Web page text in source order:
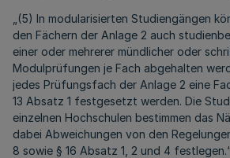
„(5) In modularisierten Studiengängen
den Fächern der Anlage 2 auch
einer oder mehrerer mündlicher oder
Modulprüfungen je Fach abgehalten
jedes Prüfungsfach der Anlage 2 eine
13 Absatz 1 festgesetzt werden. Die
einzelnen Hochschulen bestimmen das
dabei Abweichungen von den
8 sowie § 16 Absatz 1, 2 und 4